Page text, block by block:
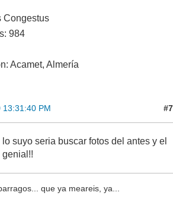
Congestus
984
Acamet, Almería
13:31:40 PM #7
suyo seria buscar fotos del antes y el
que ya meareis, ya...